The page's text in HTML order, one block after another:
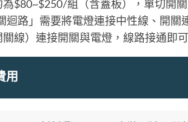
為$80~$250/組（含蓋板），單切開
迴路」需要將電燈連接中性線、開
線）連接開關與電燈，線路接通即
用